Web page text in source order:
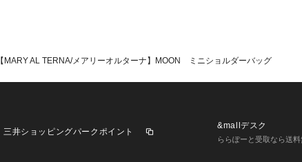
【MARY AL TERNA/メアリーオルターナ】MOON ミニショルダーバッグ
三井ショッピングパークポイント
&mallデスク
ららぽーと受取なら送